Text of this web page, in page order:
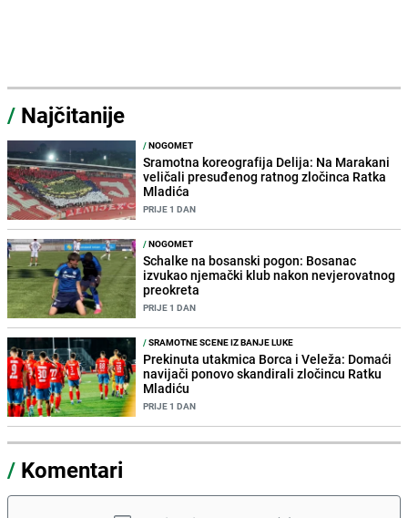
/ Najčitanije
/NOGOMET
Sramotna koreografija Delija: Na Marakani
veličali presuđenog ratnog zločinca Ratka
Mladića
PRIJE 1 DAN
/NOGOMET
Schalke na bosanski pogon: Bosanac
izvukao njemački klub nakon nevjerovatnog
preokreta
PRIJE 1 DAN
/SRAMOTNE SCENE IZ BANJE LUKE
Prekinuta utakmica Borca i Veleža: Domaći
navijači ponovo skandirali zločincu Ratku
Mladiću
PRIJE 1 DAN
/ Komentari